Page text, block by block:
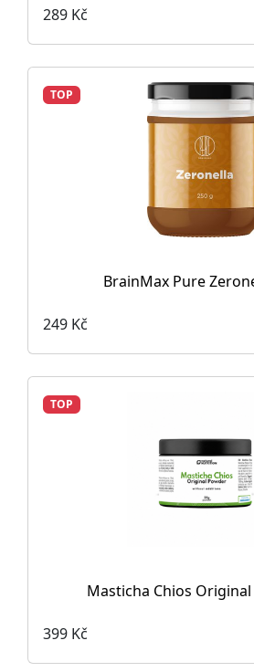
289 Kč
TOP
BrainMax Pure
249 Kč
TOP
Masticha Chios
399 Kč